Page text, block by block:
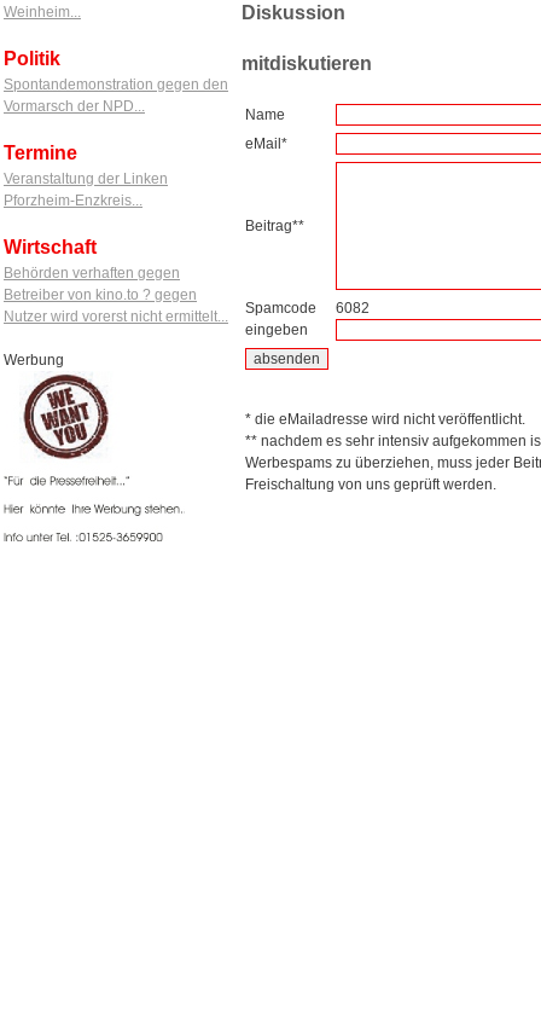
Weinheim...
Politik
Spontandemonstration gegen den
Vormarsch der NPD...
Termine
Veranstaltung der Linken
Pforzheim-Enzkreis...
Wirtschaft
Behörden verhaften gegen
Betreiber von kino.to ? gegen
Nutzer wird vorerst nicht ermittelt...
Werbung
Diskussion
mitdiskutieren
Name
eMail*
Beitrag**
Spamcode
eingeben
6082
* die eMailadresse wird nicht veröffentlicht.
** nachdem es sehr intensiv aufgekommen
Werbespams zu überziehen, muss jeder
Freischaltung von uns geprüft werden.